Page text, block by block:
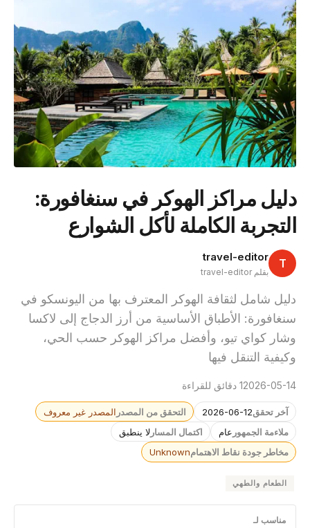
دليل مراكز الهوكر في سنغافورة:
التجربة الكاملة لأكل الشوارع
T
travel-editor
بقلم travel-editor
دليل شامل لثقافة الهوكر المعترف بها من اليونسكو في
سنغافورة: الأطباق الأساسية من أرز الدجاج إلى لاكسا
وشار كواي تيو، وأفضل مراكز الهوكر حسب الحي،
وكيفية التنقل فيها
2026-05-141 دقائق للقراءة
آخر تحقق2026-06-12 التحقق من المصدر المصدر غير معروف
ملاءمة الجمهور عام اكتمال المسار لا ينطبق
مخاطر جودة نقاط الاهتمامUnknown
الطعام والطهي
مناسب لـ